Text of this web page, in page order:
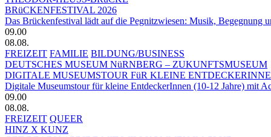
BRüCKENFESTIVAL 2026
Das Brückenfestival lädt auf die Pegnitzwiesen: Musik, Begegnung
09.00
08.08.
FREIZEIT FAMILIE BILDUNG/BUSINESS
DEUTSCHES MUSEUM NüRNBERG – ZUKUNFTSMUSEUM
DIGITALE MUSEUMSTOUR FüR KLEINE
Digitale Museumstour für kleine EntdeckerInnen (10-12 Jahre) mit
09.00
08.08.
FREIZEIT QUEER
HINZ X KUNZ